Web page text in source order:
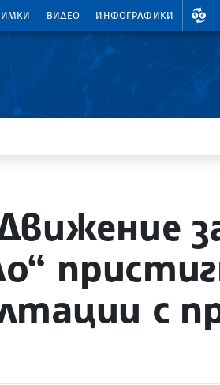
ВИДЕО ИНФОГРАФИКИ
с